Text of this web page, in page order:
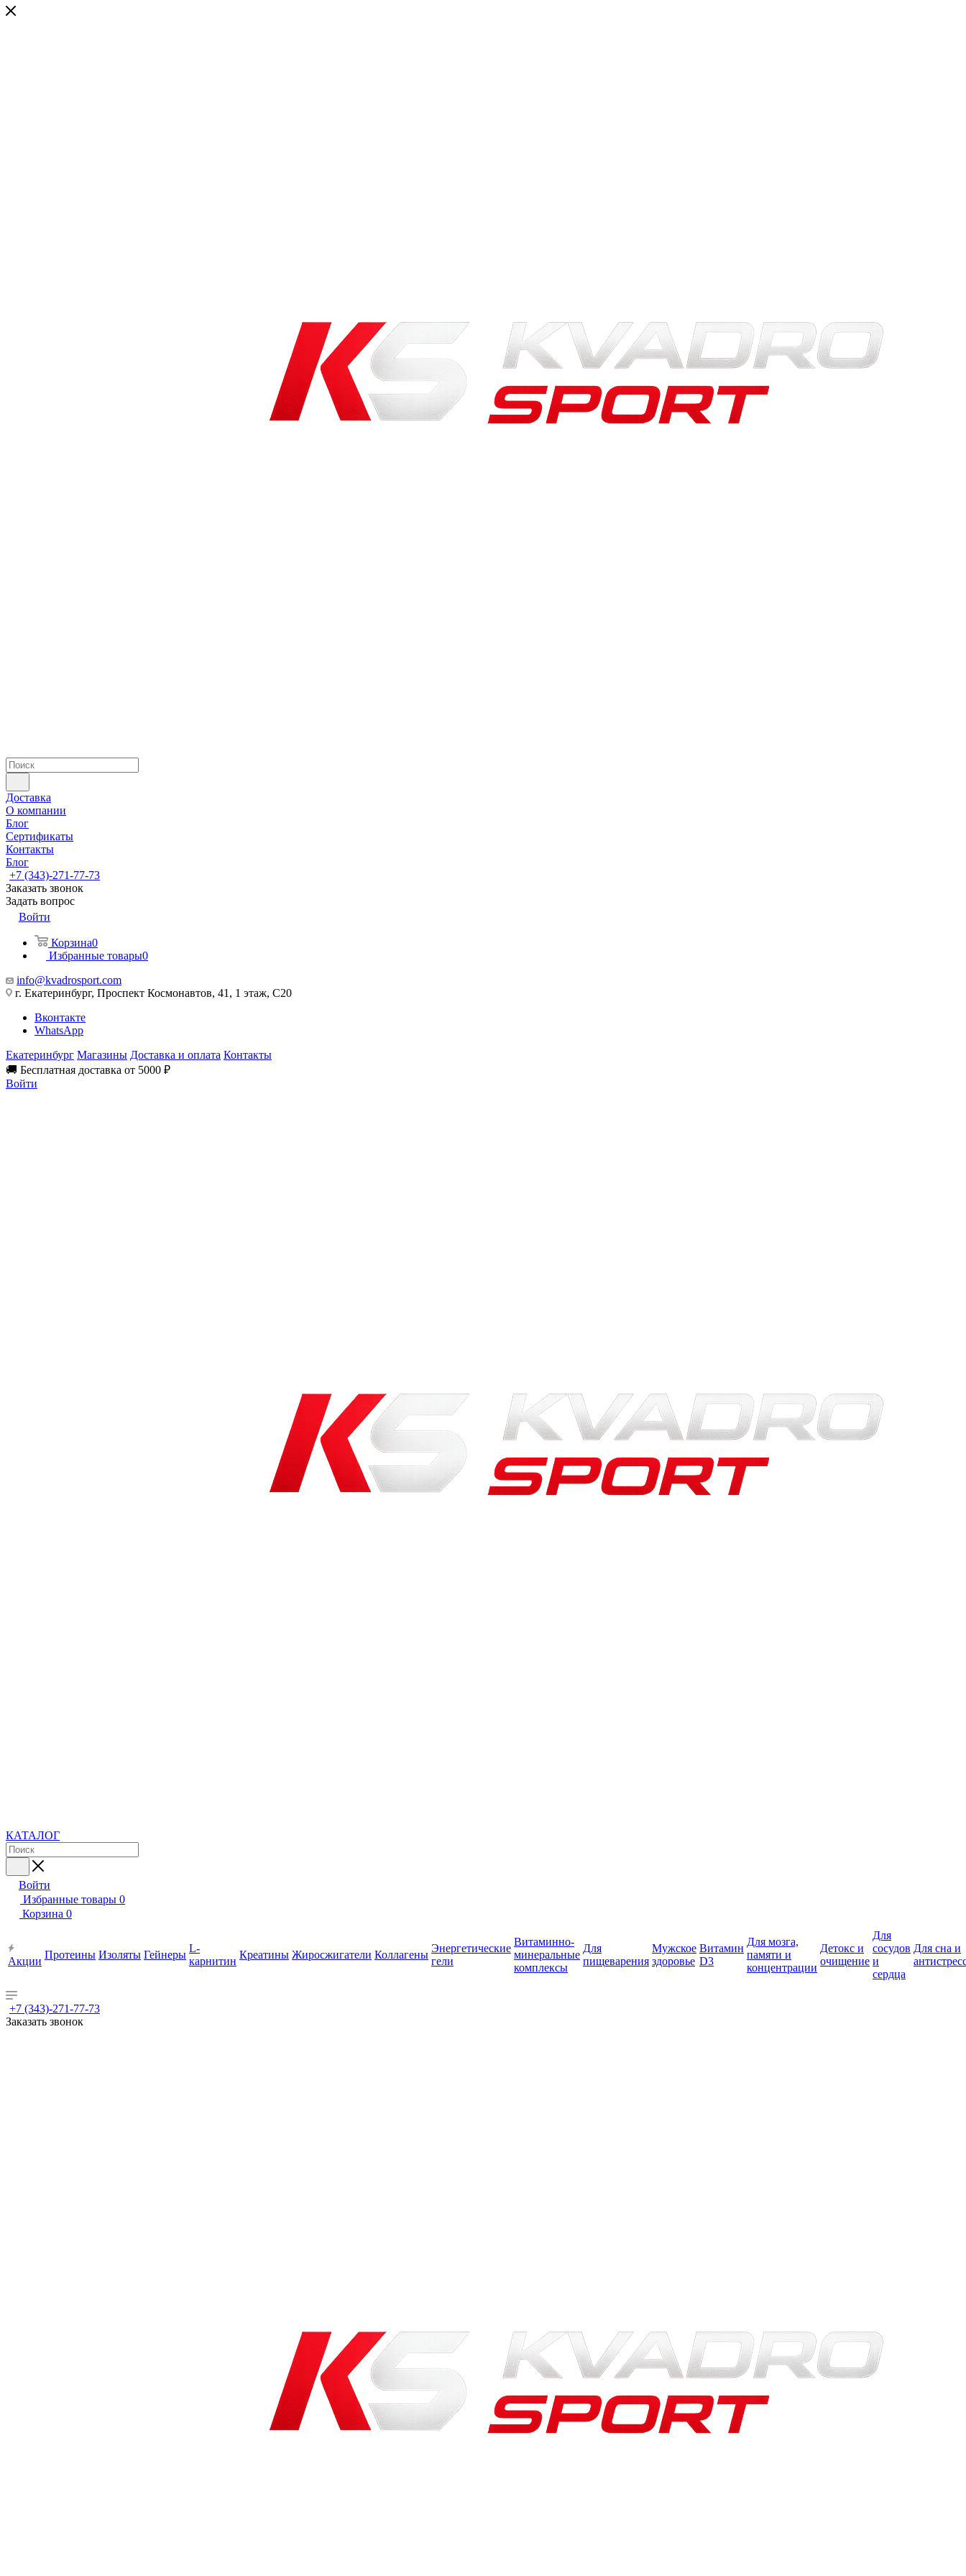
Доставка
О компании
Блог
Сертификаты
Контакты
Блог
+7 (343)-271-77-73
Заказать звонок
Задать вопрос
Войти
Корзина0
Избранные товары0
info@kvadrosport.com
г. Екатеринбург, Проспект Космонавтов, 41, 1 этаж, С20
Вконтакте
WhatsApp
Екатеринбург Магазины Доставка и оплата Контакты
🚚 Бесплатная доставка от 5000 ₽
Войти
КАТАЛОГ
Войти
Избранные товары 0
Корзина 0
Акции
Протеины Изоляты Гейнеры
L-
карнитин
Креатины Жиросжигатели Коллагены
Энергетические
гели
Витаминно-
минеральные
комплексы
Для
пищеварения
Мужское
здоровье
Витамин
D3
Для мозга,
памяти и
концентрации
Детокс и
очищение
Для
сосудов
и
сердца
Для сна и
+7 (343)-271-77-73
Заказать звонок